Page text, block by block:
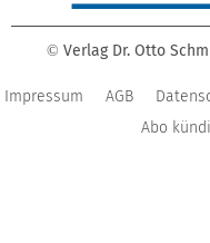
© Verlag Dr. Otto
Impressum AGB
Abo